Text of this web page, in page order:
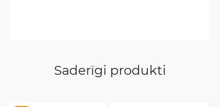
Saderīgi produkti